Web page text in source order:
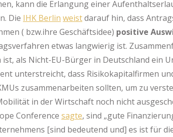
kann die Erlangung einer
Die IHK Berlin weistdarauf hin, dass
( bzw.ihre Geschäftsidee) positive
etwas langwierig ist.
als Nicht-EU-Bürger in Deutschland ein
unterstreicht, dass Risikokapitalfirmen
zusammenarbeiten sollten, um zu
in der Wirtschaft noch nicht
Conference sagte, sind „gute
[sind bedeutend und] es ist für